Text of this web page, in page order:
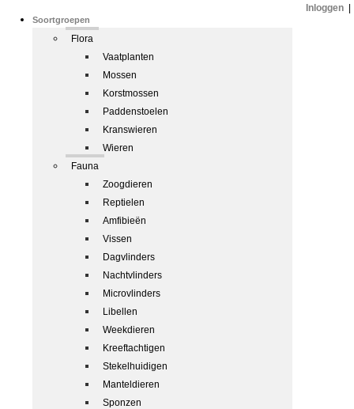
Soortgroepen
Flora
Vaatplanten
Mossen
Korstmossen
Paddenstoelen
Kranswieren
Wieren
Fauna
Zoogdieren
Reptielen
Amfibieën
Vissen
Dagvlinders
Nachtvlinders
Microvlinders
Libellen
Weekdieren
Kreeftachtigen
Stekelhuidigen
Manteldieren
Sponzen
Inloggen